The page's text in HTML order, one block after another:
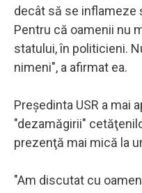
decât să se inflameze
Pentru că oamenii nu
statului, în politicieni.
nimeni", a afirmat ea.
Preşedinta USR a mai
"dezamăgirii"
prezenţă mai mică la
"Am discutat cu